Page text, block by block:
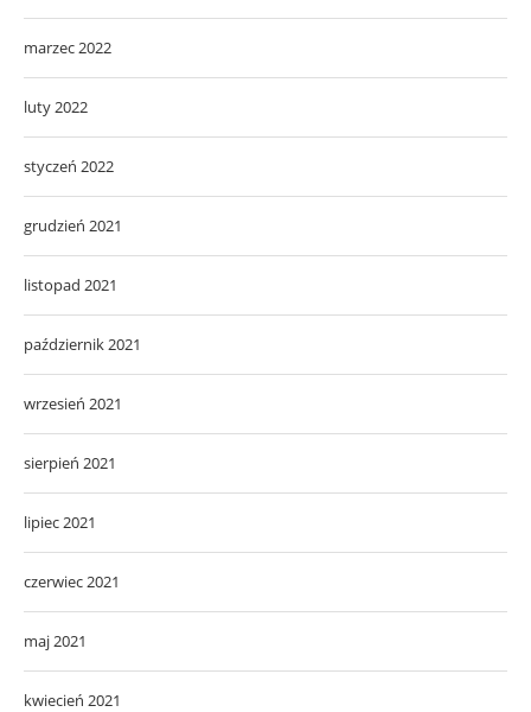
marzec 2022
luty 2022
styczeń 2022
grudzień 2021
listopad 2021
październik 2021
wrzesień 2021
sierpień 2021
lipiec 2021
czerwiec 2021
maj 2021
kwiecień 2021